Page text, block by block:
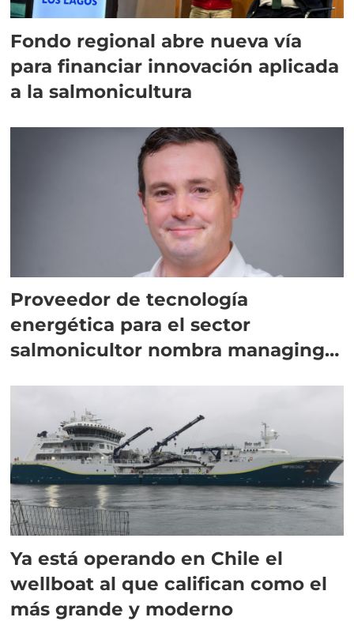
Fondo regional abre nueva vía
para financiar innovación aplicada
a la salmonicultura
Proveedor de tecnología
energética para el sector
salmonicultor nombra managing
Ya está operando en Chile el
wellboat al que califican como el
más grande y moderno